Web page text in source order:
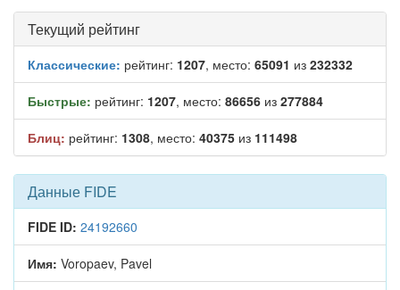
Текущий рейтинг
Классические: рейтинг: 1207, место: 65091 из 232332
Быстрые: рейтинг: 1207, место: 86656 из 277884
Блиц: рейтинг: 1308, место: 40375 из 111498
Данные FIDE
FIDE ID: 24192660
Имя: Voropaev, Pavel